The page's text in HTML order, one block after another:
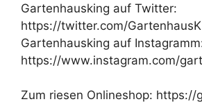
Gartenhausking auf Twitter:
https://twitter.com/
Gartenhausking auf
https://www.instagram.com/
Zum riesen Onlineshop: https://